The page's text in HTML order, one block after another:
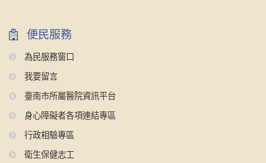
便民服務
為民服務窗口
我要留言
臺南市所屬醫院資訊平台
身心障礙者各項連結專區
行政相驗專區
衛生保健志工